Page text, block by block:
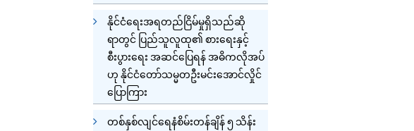
နိုင်ငံရေးအရတည်ငြိမ်မှုရှိသည်ဆို
ရာတွင် ပြည်သူလူထု၏ စားရေးနှင့်
စီးပွားရေး အဆင်ပြေရန် အဓိကလိုအပ်
ဟု နိုင်ငံတော်သမ္မတဦးမင်းအောင်လှိုင်
ပြောကြား
တစ်နှစ်လျင်ရေနံစိမ်းတန်ချိန် ၅ သိန်း